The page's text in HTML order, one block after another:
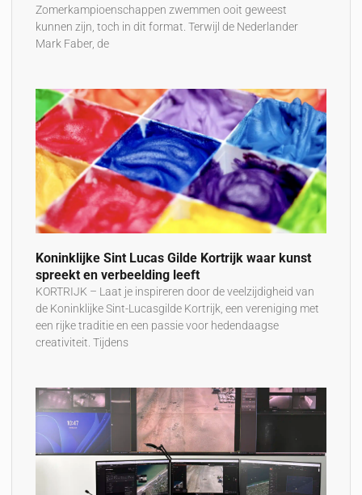
Zomerkampioenschappen zwemmen ooit geweest
kunnen zijn, toch in dit format. Terwijl de Nederlander
Mark Faber, de
Koninklijke Sint Lucas Gilde Kortrijk waar kunst
spreekt en verbeelding leeft
KORTRIJK – Laat je inspireren door de veelzijdigheid van
de Koninklijke Sint-Lucasgilde Kortrijk, een vereniging met
een rijke traditie en een passie voor hedendaagse
creativiteit. Tijdens